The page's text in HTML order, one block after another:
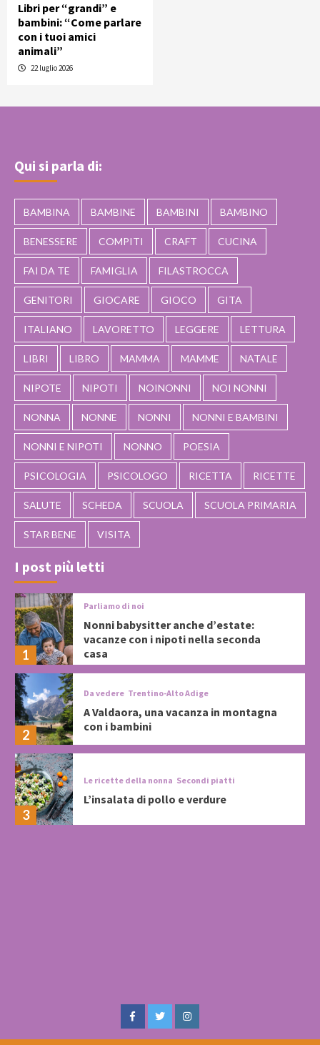
Libri per “grandi” e
bambini: “Come parlare
con i tuoi amici
animali”
22 luglio 2026
Qui si parla di:
BAMBINA BAMBINE BAMBINI BAMBINO
BENESSERE COMPITI CRAFT CUCINA
FAI DA TE FAMIGLIA FILASTROCCA
GENITORI GIOCARE GIOCO GITA
ITALIANO LAVORETTO LEGGERE LETTURA
LIBRI LIBRO MAMMA MAMME NATALE
NIPOTE NIPOTI NOINONNI NOI NONNI
NONNA NONNE NONNI NONNI E BAMBINI
NONNI E NIPOTI NONNO POESIA
PSICOLOGIA PSICOLOGO RICETTA RICETTE
SALUTE SCHEDA SCUOLA SCUOLA PRIMARIA
STAR BENE VISITA
I post più letti
1
Parliamo di noi
Nonni babysitter anche d’estate:
vacanze con i nipoti nella seconda
casa
2
Da vedere Trentino-Alto Adige
A Valdaora, una vacanza in montagna
con i bambini
3
Le ricette della nonna Secondi piatti
L’insalata di pollo e verdure
FacebookTwitterInstagram